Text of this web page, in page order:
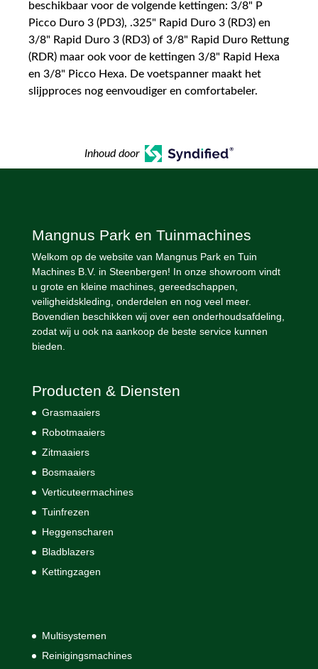
beschikbaar voor de volgende kettingen: 3/8" P
Picco Duro 3 (PD3), .325" Rapid Duro 3 (RD3) en
3/8" Rapid Duro 3 (RD3) of 3/8" Rapid Duro Rettung
(RDR) maar ook voor de kettingen 3/8" Rapid Hexa
en 3/8" Picco Hexa. De voetspanner maakt het
slijpproces nog eenvoudiger en comfortabeler.
Inhoud door
Mangnus Park en Tuinmachines
Welkom op de website van Mangnus Park en Tuin
Machines B.V. in Steenbergen! In onze showroom vindt
u grote en kleine machines, gereedschappen,
veiligheidskleding, onderdelen en nog veel meer.
Bovendien beschikken wij over een onderhoudsafdeling,
zodat wij u ook na aankoop de beste service kunnen
bieden.
Producten & Diensten
Grasmaaiers
Robotmaaiers
Zitmaaiers
Bosmaaiers
Verticuteermachines
Tuinfrezen
Heggenscharen
Bladblazers
Kettingzagen
Multisystemen
Reinigingsmachines